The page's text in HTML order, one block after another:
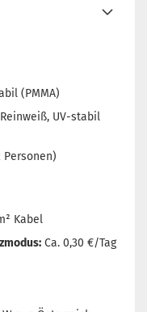
(PMMA)
UV-stabil
Personen)
Kabel
Ca. 0,30 €/Tag